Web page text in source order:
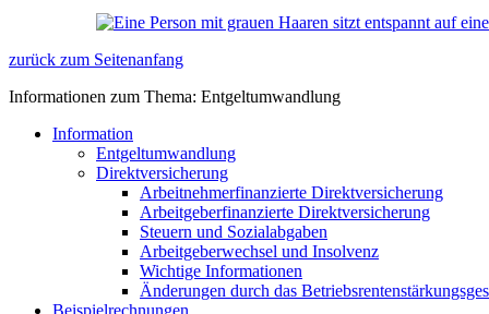
zurück zum Seitenanfang
Informationen zum Thema: Entgeltumwandlung
Information
Entgeltumwandlung
Direktversicherung
Arbeitnehmerfinanzierte Direktversicherung
Arbeitgeberfinanzierte Direktversicherung
Steuern und Sozialabgaben
Arbeitgeberwechsel und Insolvenz
Wichtige Informationen
Änderungen durch das
Beispielrechnungen